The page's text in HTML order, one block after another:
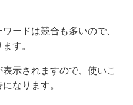
ードは競合も多いので、
す。
示されますので、使いこ
なります。